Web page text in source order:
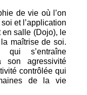
de vie où l’on
et l’application
en salle (Dojo), le
maîtrise de soi.
qui s’entraîne
son agressivité
contrôlée qui
de la vie